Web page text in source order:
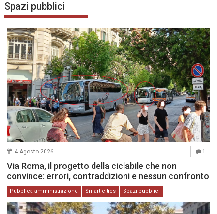
Spazi pubblici
4 Agosto 2026 1
Via Roma, il progetto della ciclabile che non
convince: errori, contraddizioni e nessun confronto
Pubblica amministrazione Smart cities Spazi pubblici